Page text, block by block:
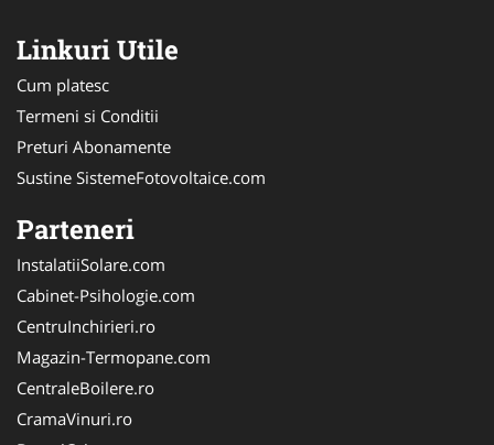
Linkuri Utile
Cum platesc
Termeni si Conditii
Preturi Abonamente
Sustine SistemeFotovoltaice.com
Parteneri
InstalatiiSolare.com
Cabinet-Psihologie.com
CentruInchirieri.ro
Magazin-Termopane.com
CentraleBoilere.ro
CramaVinuri.ro